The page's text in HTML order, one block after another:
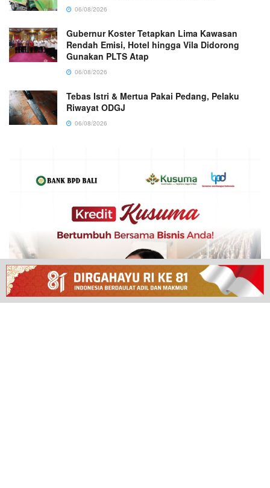
06/08/2026
Gubernur Koster Tetapkan Lima Kawasan
Rendah Emisi, Hotel hingga Vila Didorong
Gunakan PLTS Atap
06/08/2026
Tebas Istri & Mertua Pakai Pedang, Pelaku
Riwayat ODGJ
06/08/2026